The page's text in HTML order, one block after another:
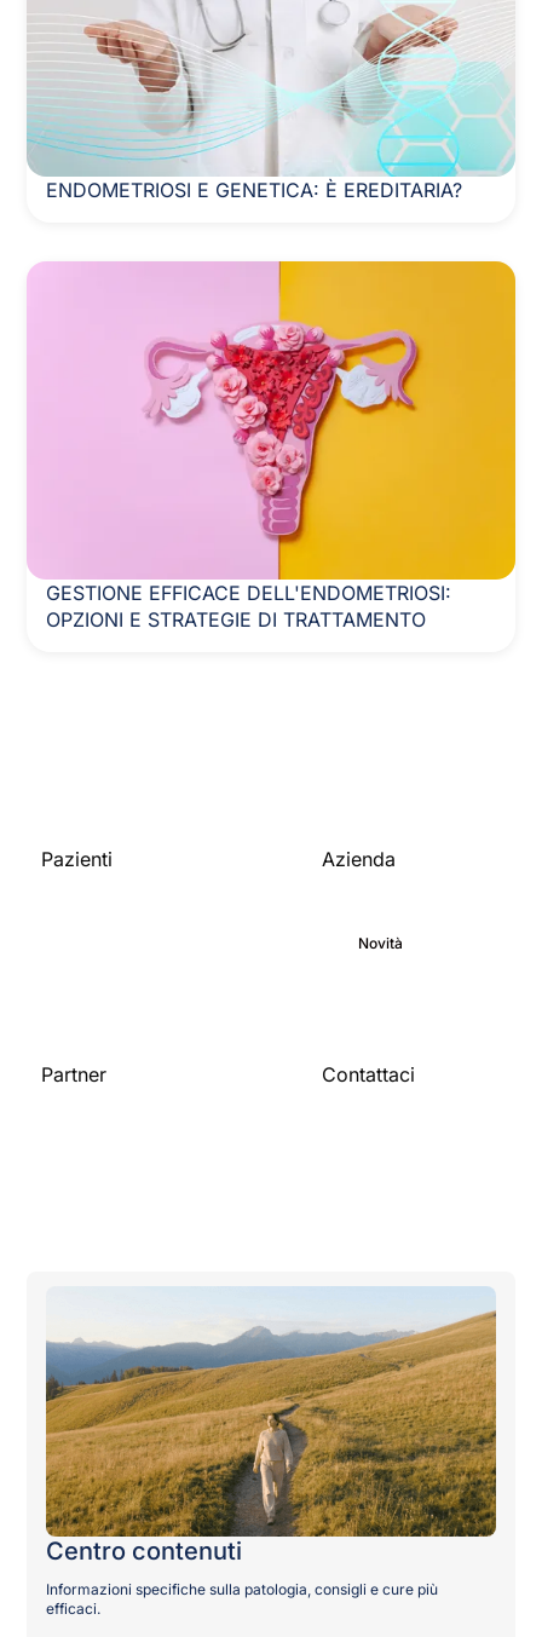
ENDOMETRIOSI E GENETICA: È EREDITARIA?
GESTIONE EFFICACE DELL'ENDOMETRIOSI:
OPZIONI E STRATEGIE DI TRATTAMENTO
Pazienti
Azienda
Novità
Partner
Contattaci
Centro contenuti
Informazioni specifiche sulla patologia, consigli e cure più
efficaci.